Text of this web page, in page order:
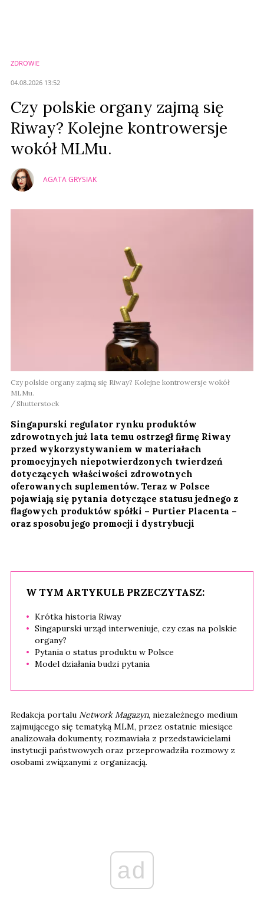
ZDROWIE
04.08.2026 13:52
Czy polskie organy zajmą się
Riway? Kolejne kontrowersje
wokół MLMu.
AGATA GRYSIAK
Czy polskie organy zajmą się Riway? Kolejne kontrowersje wokół
MLMu.
Shutterstock
Singapurski regulator rynku produktów
zdrowotnych już lata temu ostrzegł firmę Riway
przed wykorzystywaniem w materiałach
promocyjnych niepotwierdzonych twierdzeń
dotyczących właściwości zdrowotnych
oferowanych suplementów. Teraz w Polsce
pojawiają się pytania dotyczące statusu jednego z
flagowych produktów spółki – Purtier Placenta –
oraz sposobu jego promocji i dystrybucji
W TYM ARTYKULE PRZECZYTASZ:
Krótka historia Riway
Singapurski urząd interweniuje, czy czas na polskie
organy?
Pytania o status produktu w Polsce
Model działania budzi pytania
Redakcja portalu Network Magazyn, niezależnego medium
zajmującego się tematyką MLM, przez ostatnie miesiące
analizowała dokumenty, rozmawiała z przedstawicielami
instytucji państwowych oraz przeprowadziła rozmowy z
osobami związanymi z organizacją.
ad